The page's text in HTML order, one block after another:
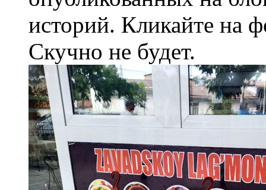
историй. Кликайте на
Скучно не будет.